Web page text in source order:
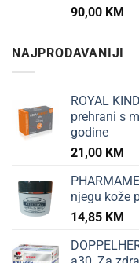
90,00 KM
NAJPRODAVANIJI
ROYAL
prehrani s
godine
21,00 KM
njegu kože
14,85 KM